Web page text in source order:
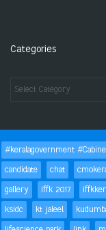
Categories
#keralagovernment
candidate
chat
gallery
iffk 2017
ksidc
kt jaleel